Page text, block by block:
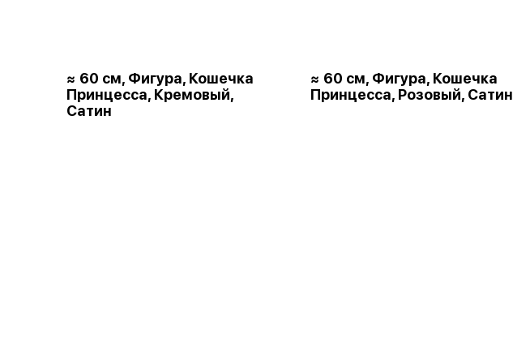
≈ 60 см, Фигура, Кошечка
Принцесса, Кремовый,
Сатин
≈ 60 см, Фигура, Кошечка
Принцесса, Розовый, Сатин